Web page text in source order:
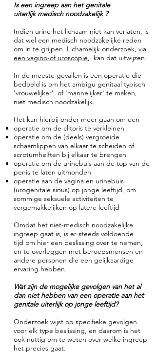
Is een ingreep aan het genitale
uiterlijk medisch noodzakelijk ?
Indien urine het lichaam niet kan verlaten, is
dat wel een medisch noodzakelijke reden
om in te grijpen. Lichamelijk onderzoek, via
een vagino-of uroscopie, kan dat uitwijzen.
In de meeste gevallen is een operatie die
bedoeld is om het ambigu genitaal typisch
'vrouwelijker' of 'mannelijker' te maken,
niet medisch noodzakelijk.
Het kan hierbij onder meer gaan om een
operatie om de clitoris te verkleinen
operatie om de (deels) vergroeide
schaamlippen van elkaar te scheiden of
scrotumhelften bij elkaar te brengen
operatie om de urinebuis aan de top van de
penis te laten uitmonden
operatie aan de vagina en urinebuis
(urogenitale sinus) op jonge leeftijd, om
sommige seksuele activiteiten te
vergemakkelijken op latere leeftijd
Omdat het niet-medisch noodzakelijke
ingreep gaat is, is er steeds voldoende
tijd om hier een beslissing over te nemen,
en te overleggen met beroepsmensen en
andere personen die een gelijkaardige
ervaring hebben.
Wat zijn de mogelijke gevolgen van het al
dan niet hebben van een operatie aan het
genitale uiterlijk op jonge leeftijd?
Onderzoek wijst op specifieke gevolgen
voor elk type beslissing, en daarom is het
ook nuttig om te weten over welke ingreep
het precies gaat.